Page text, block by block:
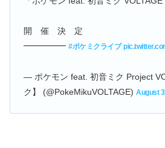
開 催 決 定
━━━━━ #ポケミクライブ
— ポケモン feat. 初音ミク Project
ク】 (@PokeMikuVOLTAGE) August